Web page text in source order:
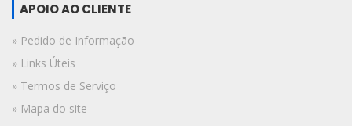
APOIO AO CLIENTE
» Pedido de Informação
» Links Úteis
» Termos de Serviço
» Mapa do site